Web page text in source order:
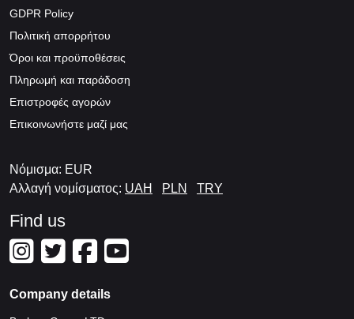
GDPR Policy
Πολιτική απορρήτου
Όροι και προϋποθέσεις
Πληρωμή και παράδοση
Επιστροφές αγορών
Επικοινωνήστε μαζί μας
Νόμισμα: EUR
Αλλαγή νομίσματος: UAH PLN TRY
Find us
Company details